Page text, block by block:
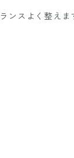
ンスよく整えま